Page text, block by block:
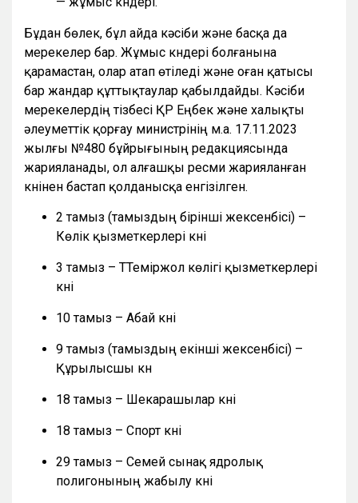
Бұдан бөлек, бұл айда кәсіби және басқа да
мерекелер бар. Жұмыс күндері болғанына
қарамастан, олар атап өтіледі және оған қатысы
бар жандар құттықтаулар қабылдайды. Кәсіби
мерекелердің тізбесі ҚР Еңбек және халықты
әлеуметтік қорғау министрінің м.а. 17.11.2023
жылғы №480 бұйрығының редакциясында
жарияланады, ол алғашқы ресми жарияланған
күнінен бастап қолданысқа енгізілген.
2 тамыз (тамыздың бірінші жексенбісі) –
Көлік қызметкерлері күні
3 тамыз – ТТеміржол көлігі қызметкерлері
күні
10 тамыз – Абай күні
9 тамыз (тамыздың екінші жексенбісі) –
Құрылысшы күн
18 тамыз – Шекарашылар күні
18 тамыз – Спорт күні
29 тамыз – Семей сынақ ядролық
полигонының жабылу күні